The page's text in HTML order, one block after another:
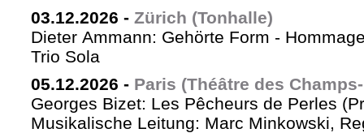
03.12.2026 - Zürich (Tonhalle)
Dieter Ammann: Gehörte Form -
Trio Sola
05.12.2026 - Paris (Théâtre des
Georges Bizet: Les Pêcheurs de Perles
Musikalische Leitung: Marc Minkowski,